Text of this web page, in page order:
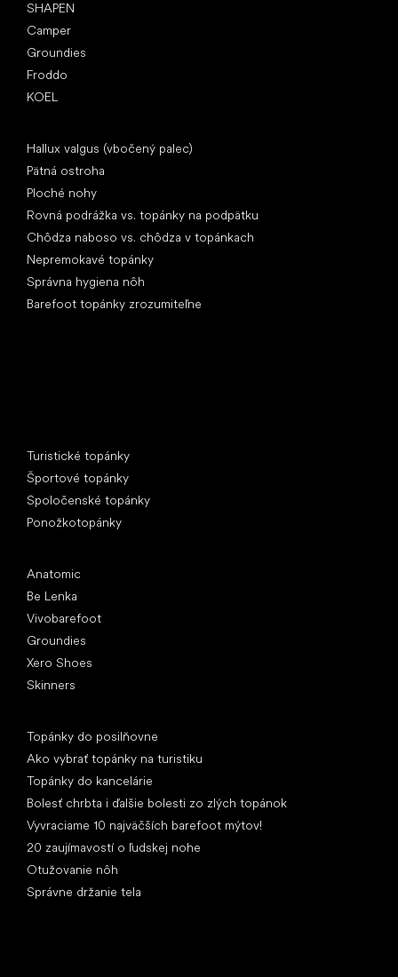
SHAPEN
Camper
Groundies
Froddo
KOEL
Hallux valgus (vbočený palec)
Pätná ostroha
Ploché nohy
Rovná podrážka vs. topánky na podpätku
Chôdza naboso vs. chôdza v topánkach
Nepremokavé topánky
Správna hygiena nôh
Barefoot topánky zrozumiteľne
Turistické topánky
Športové topánky
Spoločenské topánky
Ponožkotopánky
Anatomic
Be Lenka
Vivobarefoot
Groundies
Xero Shoes
Skinners
Topánky do posilňovne
Ako vybrať topánky na turistiku
Topánky do kancelárie
Bolesť chrbta i ďalšie bolesti zo zlých topánok
Vyvraciame 10 najväčších barefoot mýtov!
20 zaujímavostí o ľudskej nohe
Otužovanie nôh
Správne držanie tela